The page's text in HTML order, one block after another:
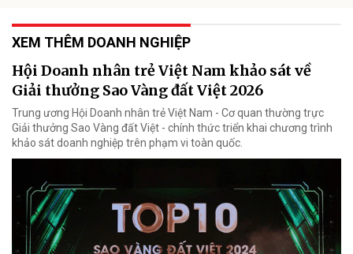
XEM THÊM DOANH NGHIỆP
Hội Doanh nhân trẻ Việt Nam khảo sát về
Giải thưởng Sao Vàng đất Việt 2026
Trung ương Hội Doanh nhân trẻ Việt Nam - Cơ quan thường trực
Giải thưởng Sao Vàng đất Việt - chính thức triển khai chương trình
khảo sát doanh nghiệp trên phạm vi toàn quốc.